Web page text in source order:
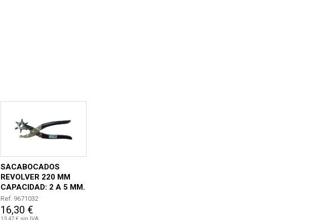
SACABOCADOS
REVOLVER 220 MM
CAPACIDAD: 2 A 5 MM.
Ref. 9671032
16,30 €